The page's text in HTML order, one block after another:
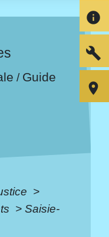
/ Guide
>
> Saisie-
info
build
room